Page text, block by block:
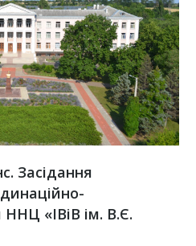
Засідання
«ІВіВ ім. В.Є.